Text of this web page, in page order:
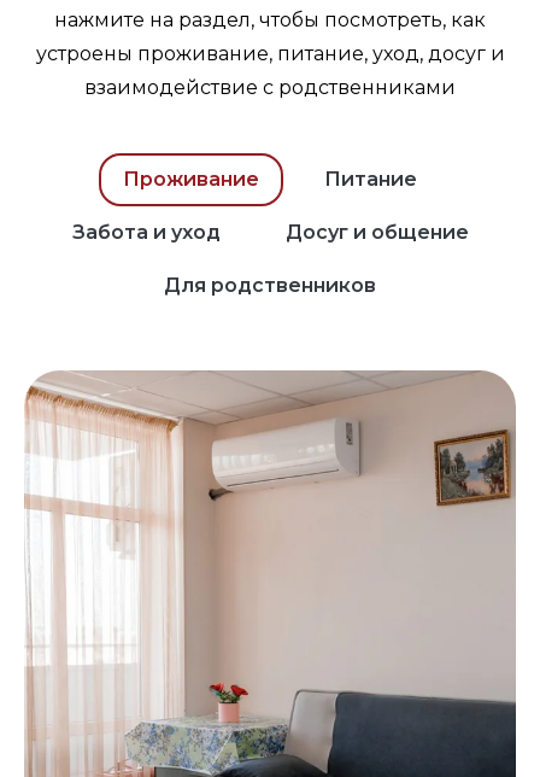
нажмите на раздел, чтобы посмотреть, как
устроены проживание, питание, уход, досуг и
взаимодействие с родственниками
Проживание Питание
Забота и уход Досуг и общение
Для родственников